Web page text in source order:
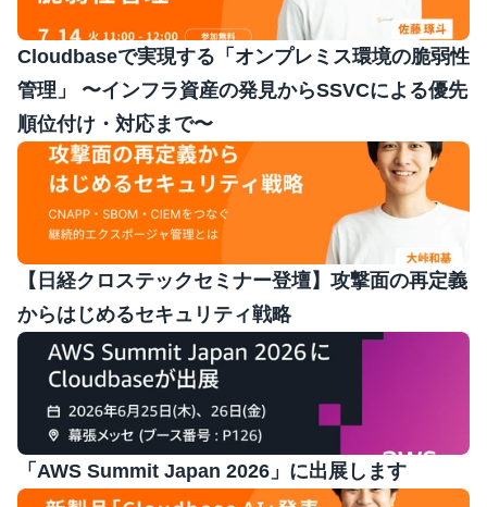
Cloudbaseで実現する「オンプレミス環境の脆弱性
管理」 〜インフラ資産の発見からSSVCによる優先
順位付け・対応まで〜
【日経クロステックセミナー登壇】攻撃面の再定義
からはじめるセキュリティ戦略
「AWS Summit Japan 2026」に出展します